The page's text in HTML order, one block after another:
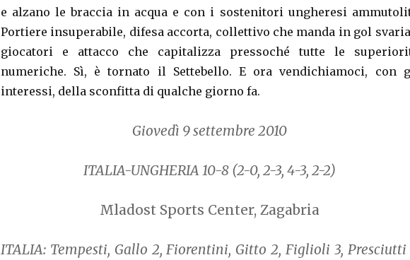
e alzano le braccia in acqua e con i sostenitori ungheresi
Portiere insuperabile, difesa accorta, collettivo che manda in gol
giocatori e attacco che capitalizza pressoché tutte le
numeriche. Sì, è tornato il Settebello. E ora vendichiamoci, con
interessi, della sconfitta di qualche giorno fa.
Giovedì 9 settembre 2010
ITALIA-UNGHERIA 10-8 (2-0, 2-3, 4-3, 2-2)
Mladost Sports Center, Zagabria
ITALIA:Tempesti, Gallo 2, Fiorentini, Gitto 2, Figlioli 3, Presciutti